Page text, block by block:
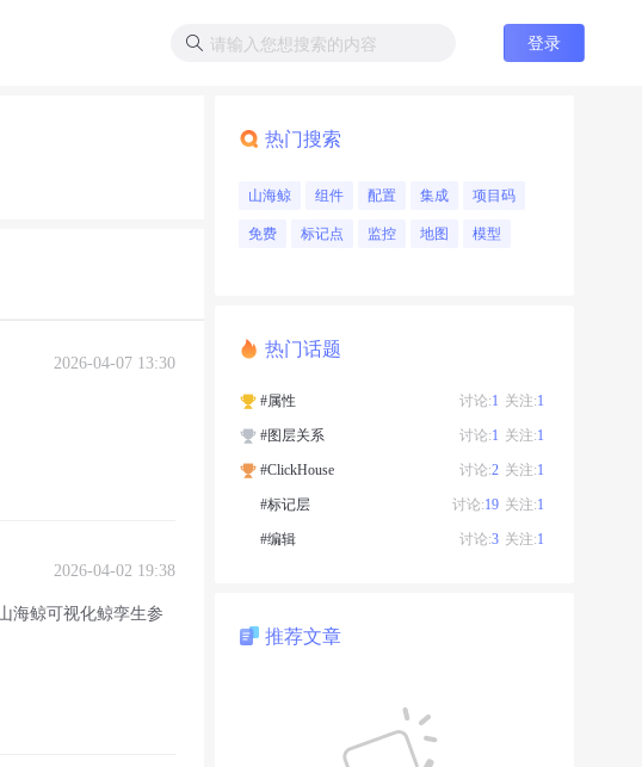
登录
2026-04-07 13:30
2026-04-02 19:38
海鲸可视化鲸孪生参
热门搜索
山海鲸 组件 配置 集成 项目码
免费 标记点 监控 地图 模型
热门话题
#属性 讨论:1 关注:1
#图层关系 讨论:1 关注:1
#ClickHouse 讨论:2 关注:1
#标记层 讨论:19 关注:1
#编辑 讨论:3 关注:1
推荐文章